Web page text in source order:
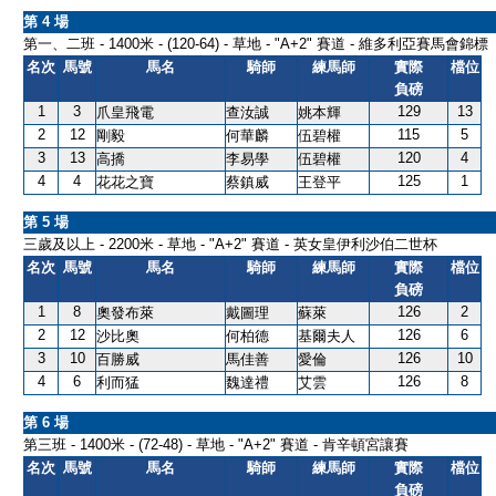
第 4 場
第一、二班 - 1400米 - (120-64) - 草地 - "A+2" 賽道 - 維多利亞賽馬會錦標
名次 馬號 馬名 騎師 練馬師
實際
負磅
檔位
1 3 爪皇飛電 查汝誠 姚本輝 129
13
2
12 剛毅 何華麟 伍碧權 115
5
3
13 高撟 李易學 伍碧權 120
4
4
4 花花之寶 蔡鎮威 王登平 125 1
第 5 場
三歲及以上 - 2200米 - 草地 - "A+2" 賽道 - 英女皇伊利沙伯二世杯
名次 馬號 馬名 騎師 練馬師
實際
負磅
檔位
1 8 奧發布萊 戴圖理 蘇萊 126
2
2
12 沙比奧 何柏德 基爾夫人 126
6
3
10 百勝威 馬佳善 愛倫 126
10
4
6 利而猛 魏達禮 艾雲 126 8
第 6 場
第三班 - 1400米 - (72-48) - 草地 - "A+2" 賽道 - 肯辛頓宮讓賽
名次 馬號 馬名 騎師 練馬師
實際
負磅
檔位